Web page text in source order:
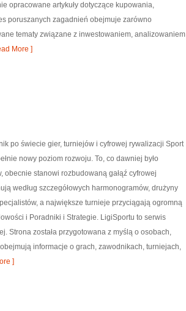
opracowane artykuły dotyczące kupowania,
poruszanych zagadnień obejmuje zarówno
tematy związane z inwestowaniem, analizowaniem
More ]
po świecie gier, turniejów i cyfrowej rywalizacji Sport
nowy poziom rozwoju. To, co dawniej było
stanowi rozbudowaną gałąź cyfrowej
według szczegółowych harmonogramów, drużyny
a największe turnieje przyciągają ogromną
i Poradniki i Strategie. LigiSportu to serwis
Strona została przygotowana z myślą o osobach,
informacje o grach, zawodnikach, turniejach,
]